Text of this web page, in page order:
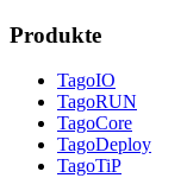
Produkte
TagoIO
TagoRUN
TagoCore
TagoDeploy
TagoTiP